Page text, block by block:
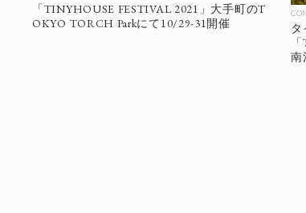
「TINYHOUSE FESTIVAL 2021」大手町のT
OKYO TORCH Parkにて10/29-31開催
南